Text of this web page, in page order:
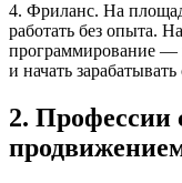
4. Фриланс. На
работать без опыта.
программирование —
и начать зарабатывать
2. Профессии